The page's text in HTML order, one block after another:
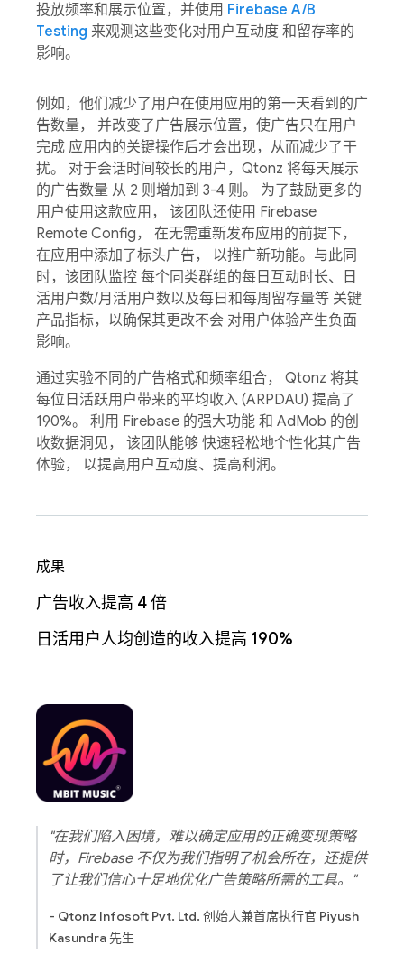
投放频率和展示位置，并使用 Firebase A/B
Testing 来观测这些变化对用户互动度 和留存率的
影响。
例如，他们减少了用户在使用应用的第一天看到的广
告数量， 并改变了广告展示位置，使广告只在用户
完成 应用内的关键操作后才会出现，从而减少了干
扰。 对于会话时间较长的用户，Qtonz 将每天展示
的广告数量 从 2 则增加到 3-4 则。 为了鼓励更多的
用户使用这款应用， 该团队还使用 Firebase
Remote Config， 在无需重新发布应用的前提下，
在应用中添加了标头广告， 以推广新功能。与此同
时，该团队监控 每个同类群组的每日互动时长、日
活用户数/月活用户数以及每日和每周留存量等 关键
产品指标，以确保其更改不会 对用户体验产生负面
影响。
通过实验不同的广告格式和频率组合， Qtonz 将其
每位日活跃用户带来的平均收入 (ARPDAU) 提高了
190%。 利用 Firebase 的强大功能 和 AdMob 的创
收数据洞见， 该团队能够 快速轻松地个性化其广告
体验， 以提高用户互动度、提高利润。
成果
广告收入提高 4 倍
日活用户人均创造的收入提高 190%
"在我们陷入困境，难以确定应用的正确变现策略
时，Firebase 不仅为我们指明了机会所在，还提供
了让我们信心十足地优化广告策略所需的工具。"
- Qtonz Infosoft Pvt. Ltd. 创始人兼首席执行官 Piyush
Kasundra 先生